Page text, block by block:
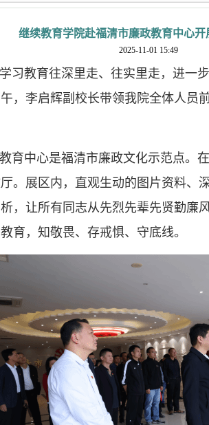
继续教育学院赴福清市廉政教育中心开
2025-11-01 15:49
习教育往深里走、往实里走，进一
，李启辉副校长带领我院全体人员
育中心是福清市廉政文化示范点。
。展区内，直观生动的图片资料、
，让所有同志从先烈先辈先贤勤廉
育，知敬畏、存戒惧、守底线。